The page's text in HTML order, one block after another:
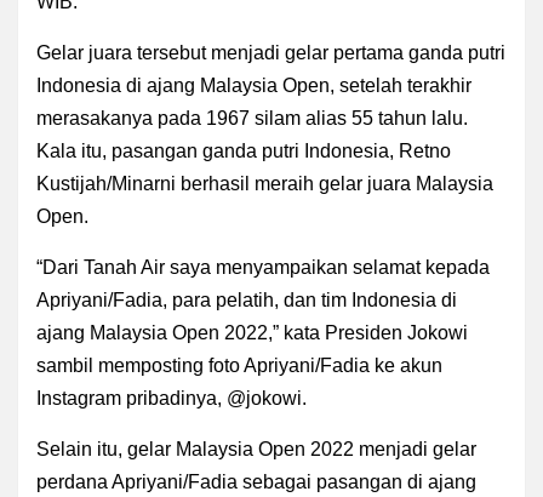
Gelar juara tersebut menjadi gelar pertama ganda putri
Indonesia di ajang Malaysia Open, setelah terakhir
merasakanya pada 1967 silam alias 55 tahun lalu.
Kala itu, pasangan ganda putri Indonesia, Retno
Kustijah/Minarni berhasil meraih gelar juara Malaysia
Open.
“Dari Tanah Air saya menyampaikan selamat kepada
Apriyani/Fadia, para pelatih, dan tim Indonesia di
ajang Malaysia Open 2022,” kata Presiden Jokowi
sambil memposting foto Apriyani/Fadia ke akun
Instagram pribadinya, @jokowi.
Selain itu, gelar Malaysia Open 2022 menjadi gelar
perdana Apriyani/Fadia sebagai pasangan di ajang